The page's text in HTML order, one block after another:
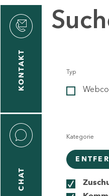
KONTAKT
CHAT
Typ
Kategorie